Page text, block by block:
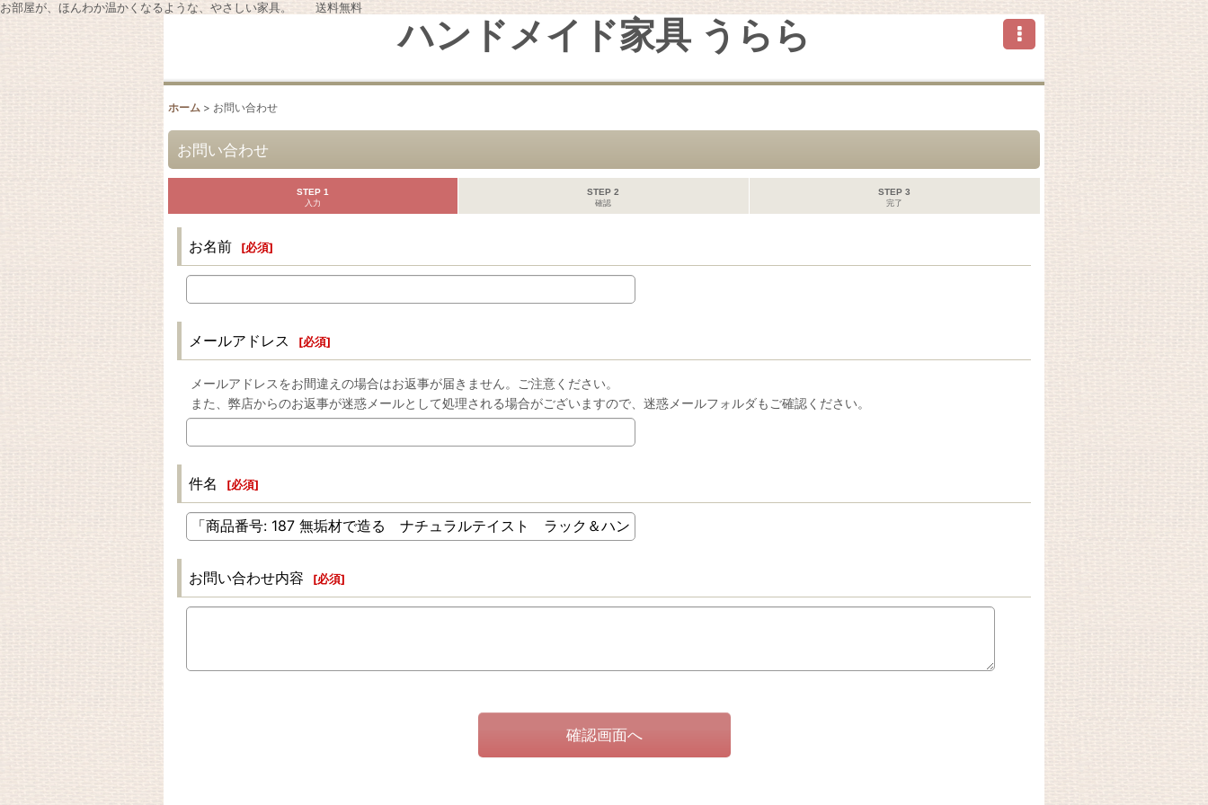
お部屋が、ほんわか温かくなるような、やさしい家具。 送料無料 ハンドメイド家具 うらら
ホーム > お問い合わせ
お問い合わせ
STEP 1
入力
STEP 2
確認
STEP 3
完了
お名前 [必須]
メールアドレス [必須]
メールアドレスをお間違えの場合はお返事が届きません。ご注意ください。
また、弊店からのお返事が迷惑メールとして処理される場合がございますので、迷惑メールフォルダもご確認ください。
件名 [必須]
お問い合わせ内容 [必須]
確認画面へ